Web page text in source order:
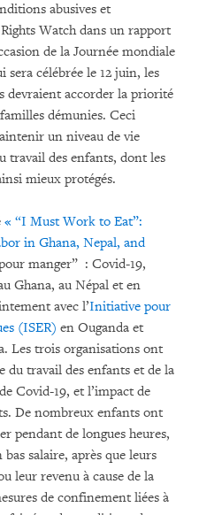
abusives et
Watch dans un rapport
de la Journée mondiale
célébrée le 12 juin, les
devraient accorder la priorité
démunies. Ceci
un niveau de vie
travail des enfants, dont les
mieux protégés.
« “I Must Work to Eat”:
in Ghana, Nepal, and
manger” : Covid-19,
Ghana, au Népal et en
avec l’Initiative pour
(ISER) en Ouganda et
Les trois organisations ont
du travail des enfants et de la
Covid-19, et l’impact de
De nombreux enfants ont
pendant de longues heures,
salaire, après que leurs
leur revenu à cause de la
de confinement liées à